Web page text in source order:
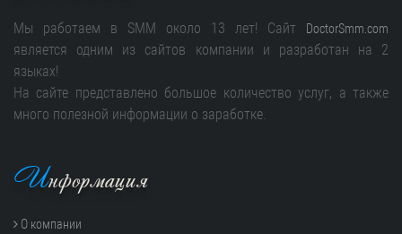
Мы работаем в SMM около 13 лет! Сайт DoctorSmm.com
является одним из сайтов компании и разработан на 2
языках!
На сайте представлено большое количество услуг, а также
много полезной информации о заработке.
Информация
О компании